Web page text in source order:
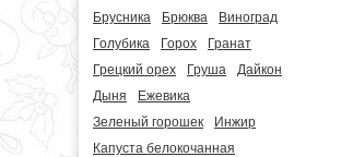
Брусника
Брюква
Виноград
Голубика
Горох
Гранат
Грецкий орех
Груша
Дайкон
Дыня
Ежевика
Зеленый горошек
Инжир
Капуста белокочанная